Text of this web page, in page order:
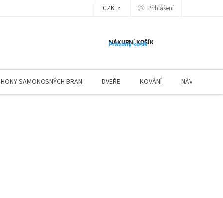
CZK Přihlášení
NÁKUPNÍ KOŠÍK
Prázdný košík
SAMONOSNÝCH BRAN DVEŘE KOVÁNÍ NÁVODY